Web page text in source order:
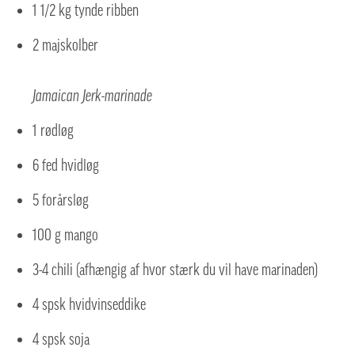
1 1/2 kg tynde ribben
2 majskolber
Jamaican Jerk-marinade
1 rødløg
6 fed hvidløg
5 forårsløg
100 g mango
3-4 chili (afhængig af hvor stærk du vil have marinaden)
4 spsk hvidvinseddike
4 spsk soja